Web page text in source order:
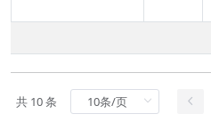
共 10 条